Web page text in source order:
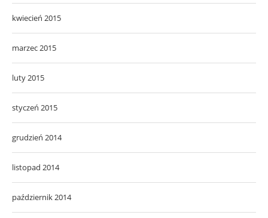
kwiecień 2015
marzec 2015
luty 2015
styczeń 2015
grudzień 2014
listopad 2014
październik 2014